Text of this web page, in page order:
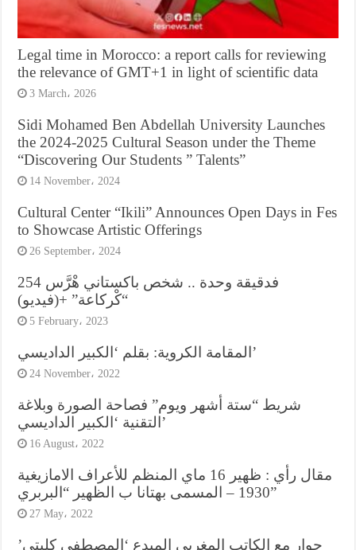
Legal time in Morocco: a report calls for reviewing
the relevance of GMT+1 in light of scientific data
3 March، 2026
Sidi Mohamed Ben Abdellah University Launches
the 2024-2025 Cultural Season under the Theme
“Discovering Our Students ” Talents”
14 November، 2024
Cultural Center “Ikili” Announces Open Days in Fes
to Showcase Artistic Offerings
26 September، 2024
فدقيقة وحدة .. شخص باكستاني هْرَّس 254
“كْركاعة” +(فيديو)
5 February، 2023
المقامة الكروية: بقلم ‘الكبير الداديسي’
24 November، 2022
شريط “ستة أشهر ويوم” فصاحة الصورة وبلاغة
التقنية ‘الكبير الداديسي’
16 August، 2022
مقال رأي : ظهير 16 ماي المنظم للأعراف الامازيغية
1930 – المسمى بهتانا ب الظهير “البربري”
27 May، 2022
حوار مع الكاتب المغربي المبدع ‘المصطفى كليتي’